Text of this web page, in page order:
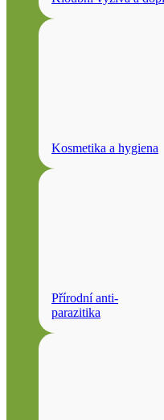
Kosmetika a hygiena
Přírodní anti-
parazitika